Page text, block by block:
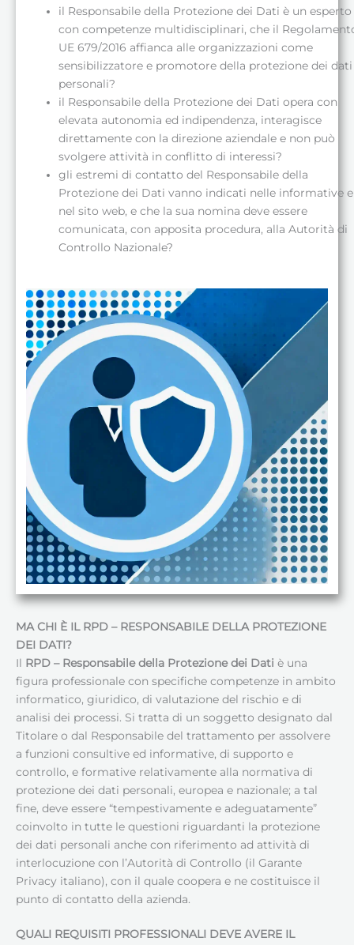
il Responsabile della Protezione dei Dati è un esperto
con competenze multidisciplinari, che il
UE 679/2016 affianca alle organizzazioni come
sensibilizzatore e promotore della protezione dei dati
personali?
il Responsabile della Protezione dei Dati opera con
elevata autonomia ed indipendenza, interagisce
direttamente con la direzione aziendale e non può
svolgere attività in conflitto di interessi?
gli estremi di contatto del Responsabile della
Protezione dei Dati vanno indicati nelle informative e
nel sito web, e che la sua nomina deve essere
comunicata, con apposita procedura, alla Autorità di
Controllo Nazionale?
MA CHI È IL RPD – RESPONSABILE DELLA PROTEZIONE
DEI DATI?
Il RPD – Responsabile della Protezione dei Dati è una
figura professionale con specifiche competenze in ambito
informatico, giuridico, di valutazione del rischio e di
analisi dei processi. Si tratta di un soggetto designato dal
Titolare o dal Responsabile del trattamento per assolvere
a funzioni consultive ed informative, di supporto e
controllo, e formative relativamente alla normativa di
protezione dei dati personali, europea e nazionale; a tal
fine, deve essere “tempestivamente e adeguatamente”
coinvolto in tutte le questioni riguardanti la protezione
dei dati personali anche con riferimento ad attività di
interlocuzione con l’Autorità di Controllo (il Garante
Privacy italiano), con il quale coopera e ne costituisce il
punto di contatto della azienda.
QUALI REQUISITI PROFESSIONALI DEVE AVERE IL